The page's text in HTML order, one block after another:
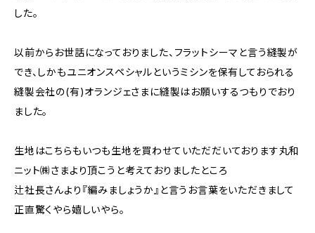
した。
以前からお世話になっておりました、フラットシーマと言う縫製が
でき、しかもユニオンスペシャルというミシンを保有しておられる
縫製会社の(有)オランジェさまに縫製はお願いするつもりでおり
ました。
生地はこちらもいつも生地を買わせていただだいております丸和
ニット㈱さまより頂こうと考えておりましたところ
辻社長さんより『編みましょうか』と言うお言葉をいただきまして
正直驚くやら嬉しいやら。